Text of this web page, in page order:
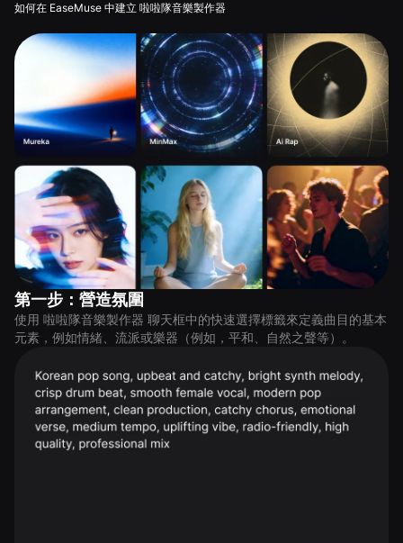
如何在 EaseMuse 中建立 啦啦隊音樂製作器
第一步：營造氛圍
使用 啦啦隊音樂製作器 聊天框中的快速選擇標籤來定義曲目的基本
元素，例如情緒、流派或樂器（例如，平和、自然之聲等）。